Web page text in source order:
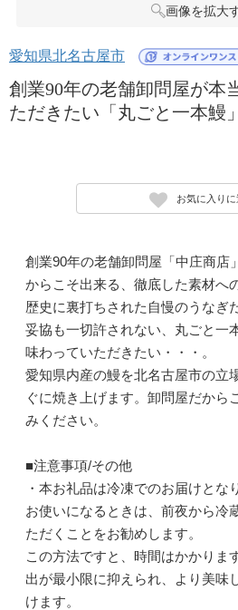
画像を拡大
愛知県北名古屋市
創業90年の老舗卸問屋が本
ただきたい「丸ごと一本鰻
お気に入りに
創業90年の老舗卸問屋「中庄商店
からこそ出来る、徹底した素材へ
歴史に裏打ちされた自慢のうなぎ
妥協も一切許されない、丸ごと一
味わっていただきたい・・・。
愛知県内産の鰻を北名古屋市の立
ぐに焼き上げます。卸問屋だから
みください。
■注意事項/その他
・本お礼品は冷凍でのお届けとな
お使いになるときは、前夜から冷
ただくことをお勧めします。
この方法ですと、時間はかかりま
出が最小限に抑えられ、より美味
けます。